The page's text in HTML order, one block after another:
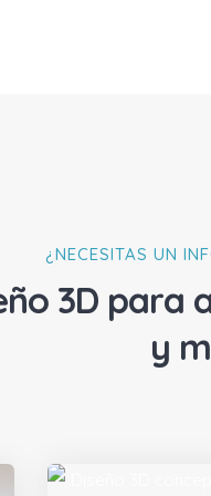
¿NECESITAS UN
3D para
y